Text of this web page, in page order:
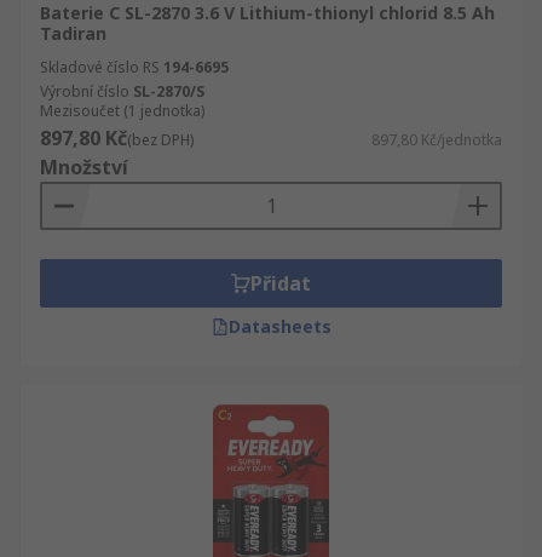
Baterie C SL-2870 3.6 V Lithium-thionyl chlorid 8.5 Ah
Tadiran
Skladové číslo RS 194-6695
Výrobní číslo SL-2870/S
Mezisoučet (1 jednotka)
897,80 Kč(bez DPH) 897,80 Kč/jednotka
Množství
Přidat
Datasheets